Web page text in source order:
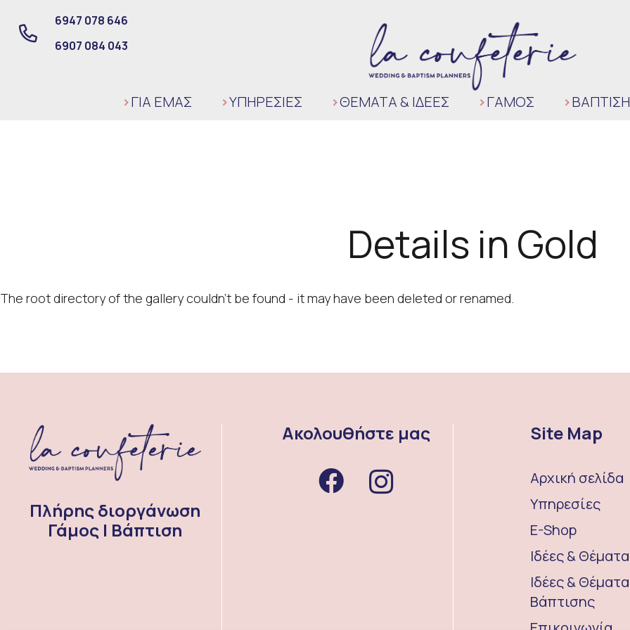
6947 078 646
6907 084 043
ΓΙΑ ΕΜΑΣ ΥΠΗΡΕΣΙΕΣ ΘΈΜΑΤΑ & ΙΔΈΕΣ ΓΆΜΟΣ ΒΑΠΤΙΣΗ
Details in Gold
The root directory of the gallery couldn't be found - it may have been deleted or renamed.
Πλήρης διοργάνωση
Γάμος | Βάπτιση
Ακολουθήστε μας Site Map
Αρχική σελίδα
Υπηρεσίες
E-Shop
Ιδέες &
Ιδέες & Θέματα
Βάπτισης